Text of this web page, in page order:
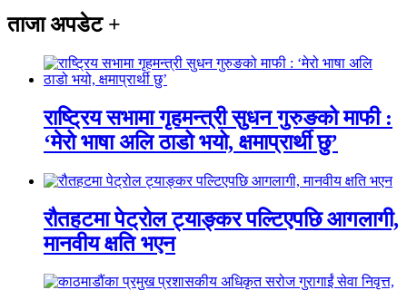
ताजा अपडेट +
राष्ट्रिय सभामा गृहमन्त्री सुधन गुरुङको माफी :
‘मेरो भाषा अलि ठाडो भयो, क्षमाप्रार्थी छु’
रौतहटमा पेट्रोल ट्याङ्कर पल्टिएपछि आगलागी,
मानवीय क्षति भएन